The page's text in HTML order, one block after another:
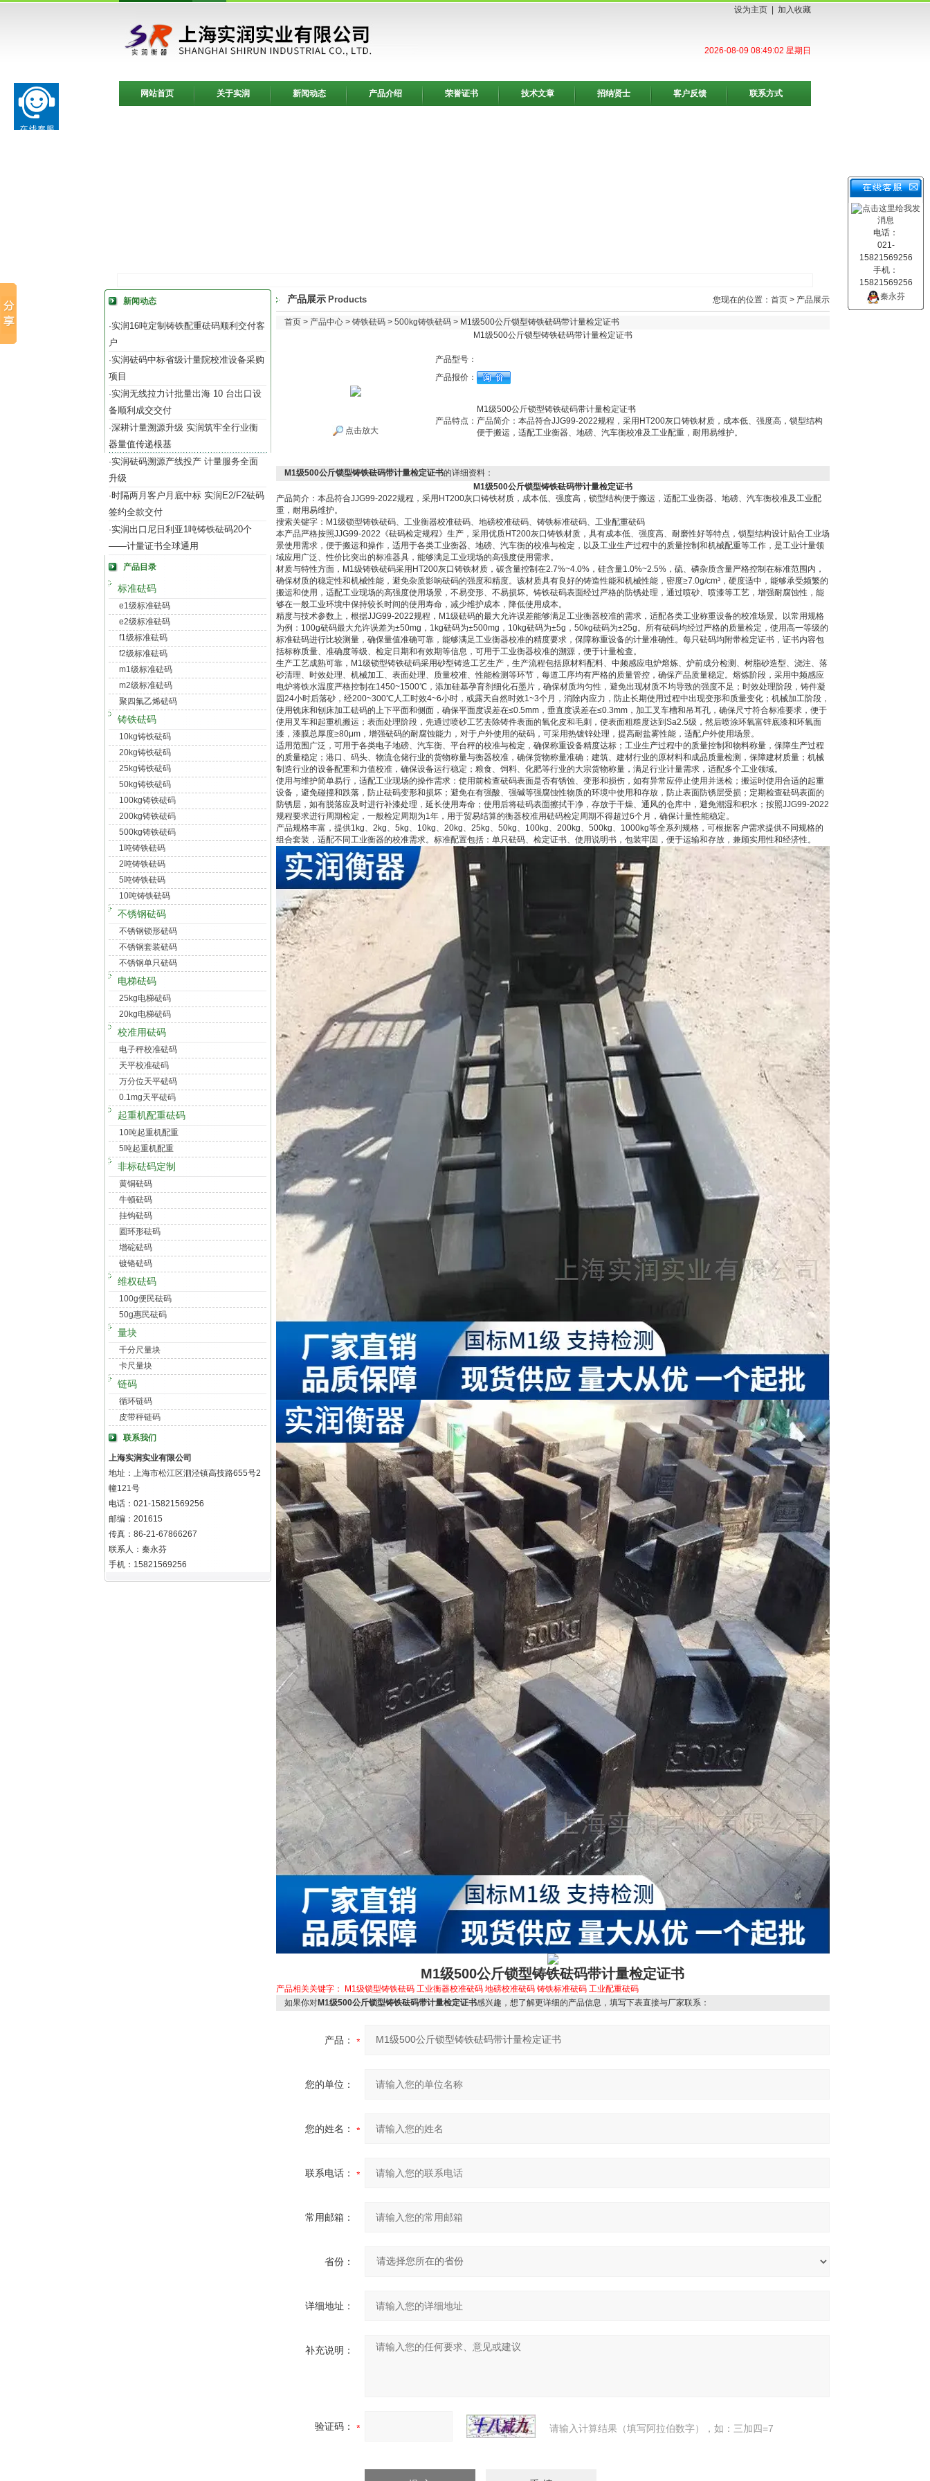
设为主页 加入收藏
2026-08-09 08:49:04 星期日
网站首页 关于实润 新闻动态 产品介绍 荣誉证书 技术文章 招纳贤士 客户反馈 联系方式
新闻动态
·实润16吨定制铸铁配重砝码顺利交付客
户
·实润砝码中标省级计量院校准设备采购
项目
·实润无线拉力计批量出海 10 台出口设
备顺利成交交付
·深耕计量溯源升级 实润筑牢全行业衡
器量值传递根基
·实润砝码溯源产线投产 计量服务全面
升级
·时隔两月客户月底中标 实润E2/F2砝码
签约全款交付
·实润出口尼日利亚1吨铸铁砝码20个
——计量证书全球通用
产品目录
标准砝码
e1级标准砝码
e2级标准砝码
f1级标准砝码
f2级标准砝码
m1级标准砝码
m2级标准砝码
聚四氟乙烯砝码
铸铁砝码
10kg铸铁砝码
20kg铸铁砝码
25kg铸铁砝码
50kg铸铁砝码
100kg铸铁砝码
200kg铸铁砝码
500kg铸铁砝码
1吨铸铁砝码
2吨铸铁砝码
5吨铸铁砝码
10吨铸铁砝码
不锈钢砝码
不锈钢锁形砝码
不锈钢套装砝码
不锈钢单只砝码
电梯砝码
25kg电梯砝码
20kg电梯砝码
校准用砝码
电子秤校准砝码
天平校准砝码
万分位天平砝码
0.1mg天平砝码
起重机配重砝码
10吨起重机配重
5吨起重机配重
非标砝码定制
黄铜砝码
牛顿砝码
挂钩砝码
圆环形砝码
增砣砝码
镀铬砝码
维权砝码
100g便民砝码
50g惠民砝码
量块
千分尺量块
卡尺量块
链码
循环链码
皮带秤链码
联系我们
上海实润实业有限公司
地址：上海市松江区泗泾镇高技路655号2
幢121号
电话：021-15821569256
邮编：201615
传真：86-21-67866267
联系人：秦永芬
手机：15821569256
产品展示 Products 您现在的位置： 首页> 产品展示
首页> 产品中心> 铸铁砝码> 500kg铸铁砝码> M1级500公斤锁型铸铁砝码带计量检定证书
M1级500公斤锁型铸铁砝码带计量检定证书
点击放大
产品型号：
产品报价：
产品特点：
M1级500公斤锁型铸铁砝码带计量检定证书
产品简介：本品符合JJG99-2022规程，采用HT200灰口铸铁材质，成本低、强度高，锁型结构
便于搬运，适配工业衡器、地磅、汽车衡校准及工业配重，耐用易维护。
M1级500公斤锁型铸铁砝码带计量检定证书的详细资料：
M1级500公斤锁型铸铁砝码带计量检定证书
产品简介：本品符合JJG99-2022规程，采用HT200灰口铸铁材质，成本低、强度高，锁型结构便于搬运，适配工业衡器、地磅、汽车衡校准及工业配
重，耐用易维护。
搜索关键字：M1级锁型铸铁砝码、工业衡器校准砝码、地磅校准砝码、铸铁标准砝码、工业配重砝码
本产品严格按照JJG99-2022《砝码检定规程》生产，采用优质HT200灰口铸铁材质，具有成本低、强度高、耐磨性好等特点，锁型结构设计贴合工业场
景使用需求，便于搬运和操作，适用于各类工业衡器、地磅、汽车衡的校准与检定，以及工业生产过程中的质量控制和机械配重等工作，是工业计量领
域应用广泛、性价比突出的标准器具，能够满足工业现场的高强度使用需求。
材质与特性方面，M1级铸铁砝码采用HT200灰口铸铁材质，碳含量控制在2.7%~4.0%，硅含量1.0%~2.5%，硫、磷杂质含量严格控制在标准范围内，
确保材质的稳定性和机械性能，避免杂质影响砝码的强度和精度。该材质具有良好的铸造性能和机械性能，密度≥7.0g/cm³，硬度适中，能够承受频繁的
搬运和使用，适配工业现场的高强度使用场景，不易变形、不易损坏。铸铁砝码表面经过严格的防锈处理，通过喷砂、喷漆等工艺，增强耐腐蚀性，能
够在一般工业环境中保持较长时间的使用寿命，减少维护成本，降低使用成本。
精度与技术参数上，根据JJG99-2022规程，M1级砝码的最大允许误差能够满足工业衡器校准的需求，适配各类工业称重设备的校准场景。以常用规格
为例：100g砝码最大允许误差为±50mg，1kg砝码为±500mg，10kg砝码为±5g，50kg砝码为±25g。所有砝码均经过严格的质量检定，使用高一等级的
标准砝码进行比较测量，确保量值准确可靠，能够满足工业衡器校准的精度要求，保障称重设备的计量准确性。每只砝码均附带检定证书，证书内容包
括标称质量、准确度等级、检定日期和有效期等信息，可用于工业衡器校准的溯源，便于计量检查。
生产工艺成熟可靠，M1级锁型铸铁砝码采用砂型铸造工艺生产，生产流程包括原材料配料、中频感应电炉熔炼、炉前成分检测、树脂砂造型、浇注、落
砂清理、时效处理、机械加工、表面处理、质量校准、性能检测等环节，每道工序均有严格的质量管控，确保产品质量稳定。熔炼阶段，采用中频感应
电炉将铁水温度严格控制在1450~1500℃，添加硅基孕育剂细化石墨片，确保材质均匀性，避免出现材质不均导致的强度不足；时效处理阶段，铸件凝
固24小时后落砂，经200~300℃人工时效4~6小时，或露天自然时效1~3个月，消除内应力，防止长期使用过程中出现变形和质量变化；机械加工阶段，
使用铣床和刨床加工砝码的上下平面和侧面，确保平面度误差在≤0.5mm，垂直度误差在≤0.3mm，加工叉车槽和吊耳孔，确保尺寸符合标准要求，便于
使用叉车和起重机搬运；表面处理阶段，先通过喷砂工艺去除铸件表面的氧化皮和毛刺，使表面粗糙度达到Sa2.5级，然后喷涂环氧富锌底漆和环氧面
漆，漆膜总厚度≥80μm，增强砝码的耐腐蚀能力，对于户外使用的砝码，可采用热镀锌处理，提高耐盐雾性能，适配户外使用场景。
适用范围广泛，可用于各类电子地磅、汽车衡、平台秤的校准与检定，确保称重设备精度达标；工业生产过程中的质量控制和物料称量，保障生产过程
的质量稳定；港口、码头、物流仓储行业的货物称量与衡器校准，确保货物称量准确；建筑、建材行业的原材料和成品质量检测，保障建材质量；机械
制造行业的设备配重和力值校准，确保设备运行稳定；粮食、饲料、化肥等行业的大宗货物称量，满足行业计量需求，适配多个工业领域。
使用与维护简单易行，适配工业现场的操作需求：使用前检查砝码表面是否有锈蚀、变形和损伤，如有异常应停止使用并送检；搬运时使用合适的起重
设备，避免碰撞和跌落，防止砝码变形和损坏；避免在有强酸、强碱等强腐蚀性物质的环境中使用和存放，防止表面防锈层受损；定期检查砝码表面的
防锈层，如有脱落应及时进行补漆处理，延长使用寿命；使用后将砝码表面擦拭干净，存放于干燥、通风的仓库中，避免潮湿和积水；按照JJG99-2022
规程要求进行周期检定，一般检定周期为1年，用于贸易结算的衡器校准用砝码检定周期不得超过6个月，确保计量性能稳定。
产品规格丰富，提供1kg、2kg、5kg、10kg、20kg、25kg、50kg、100kg、200kg、500kg、1000kg等全系列规格，可根据客户需求提供不同规格的
组合套装，适配不同工业衡器的校准需求。标准配置包括：单只砝码、检定证书、使用说明书，包装牢固，便于运输和存放，兼顾实用性和经济性。
M1级500公斤锁型铸铁砝码带计量检定证书
产品相关关键字： M1级锁型铸铁砝码 工业衡器校准砝码 地磅校准砝码 铸铁标准砝码 工业配重砝码
如果你对M1级500公斤锁型铸铁砝码带计量检定证书感兴趣，想了解更详细的产品信息，填写下表直接与厂家联系：
产品：
您的单位：
您的姓名：
联系电话：
常用邮箱：
省份：
详细地址：
补充说明：
验证码： 请输入计算结果（填写阿拉伯数字），如：三加四=7
电话：
021-
15821569256
手机：
15821569256
秦永芬